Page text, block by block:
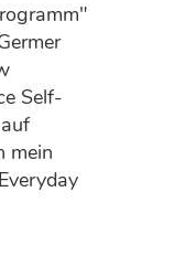
Self-
mein